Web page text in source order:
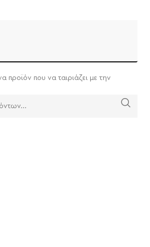
προϊόν που να ταιριάζει με την